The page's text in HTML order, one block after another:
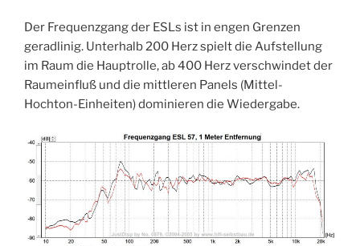
Der Frequenzgang der ESLs ist in engen Grenzen
geradlinig. Unterhalb 200 Herz spielt die Aufstellung
im Raum die Hauptrolle, ab 400 Herz verschwindet der
Raumeinfluß und die mittleren Panels (Mittel-
Hochton-Einheiten) dominieren die Wiedergabe.